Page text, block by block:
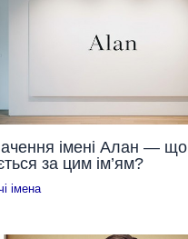
імені Алан — що
за цим ім’ям?
імена